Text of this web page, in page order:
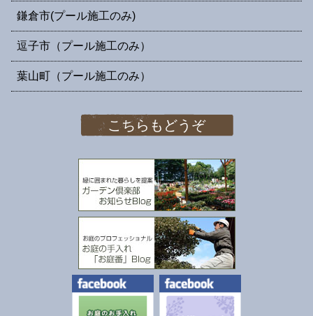
鎌倉市(プール施工のみ)
逗子市（プール施工のみ）
葉山町（プール施工のみ）
こちらもどうぞ